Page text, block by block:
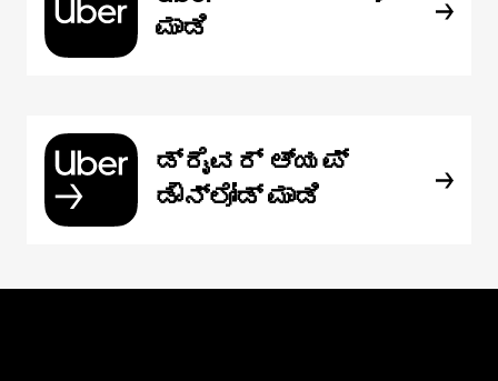
ಮಾಡಿ
ಡ್ರೈವರ್ ಆ್ಯಪ್
ಡೌನ್‌ಲೋಡ್ ಮಾಡಿ